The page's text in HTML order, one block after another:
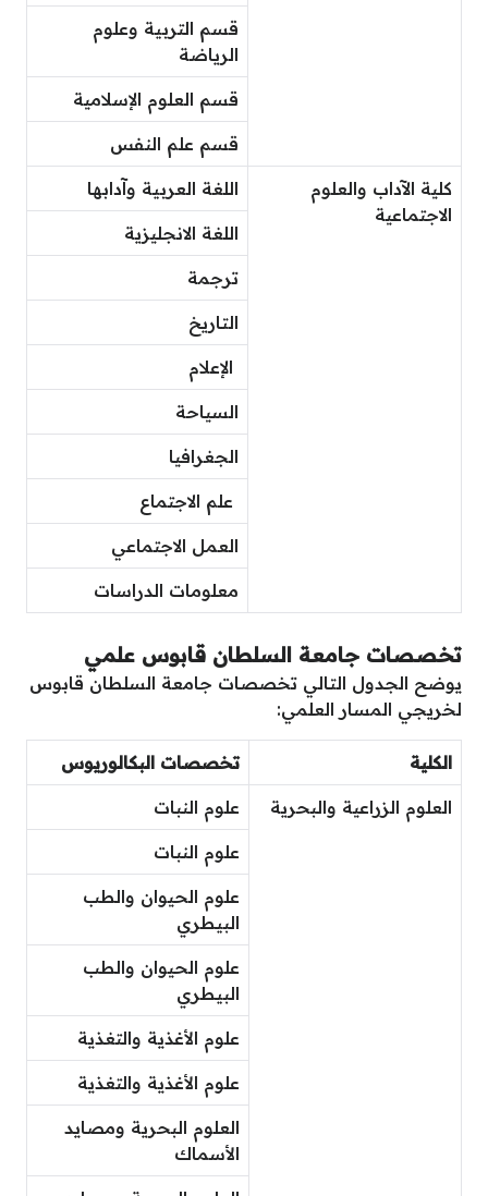
قسم التربية وعلوم
الرياضة
قسم العلوم الإسلامية
قسم علم النفس
كلية الآداب والعلوم
الاجتماعية
اللغة العربية وآدابها
اللغة الانجليزية
ترجمة
التاريخ
الإعلام
السياحة
الجغرافيا
علم الاجتماع
العمل الاجتماعي
معلومات الدراسات
تخصصات جامعة السلطان قابوس علمي
يوضح الجدول التالي تخصصات جامعة السلطان قابوس
لخريجي المسار العلمي:
الكلية تخصصات البكالوريوس
العلوم الزراعية والبحرية علوم النبات
علوم النبات
علوم الحيوان والطب
البيطري
علوم الحيوان والطب
البيطري
علوم الأغذية والتغذية
علوم الأغذية والتغذية
العلوم البحرية ومصايد
الأسماك